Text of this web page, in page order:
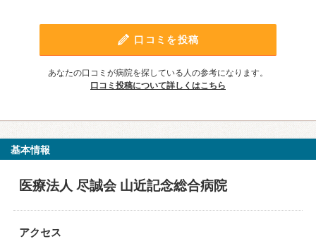
口コミを投稿
あなたの口コミが病院を探している人の参考になります。
口コミ投稿について詳しくはこちら
基本情報
医療法人 尽誠会 山近記念総合病院
アクセス